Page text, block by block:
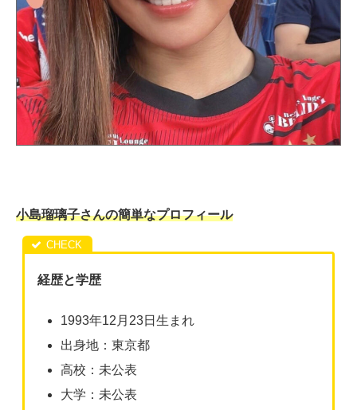
小島瑠璃子さんの簡単なプロフィール
経歴と学歴
1993年12月23日生まれ
出身地：東京都
高校：未公表
大学：未公表